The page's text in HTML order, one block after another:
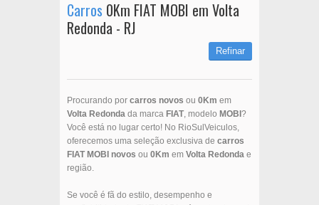
Carros 0Km FIAT MOBI em Volta
Redonda - RJ
Refinar
Procurando por carros novos ou 0Km em
Volta Redonda da marca FIAT, modelo MOBI ?
Você está no lugar certo! No RioSulVeiculos,
oferecemos uma seleção exclusiva de carros
FIAT MOBI novos ou 0Km em Volta Redonda e
região.
Se você é fã do estilo, desempenho e